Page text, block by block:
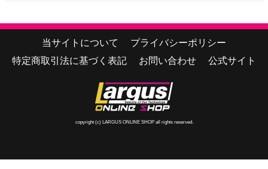
当サイトについて
プライバシーポリシー
特定商取引法に基づく表記
お問い合わせ 公式サイト
copyright (c) LARGUS ONLINE SHOP all rights reserved.